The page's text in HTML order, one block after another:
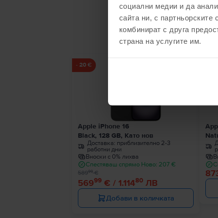
социални медии и да
сайта ни, с
комбинират с друга
страна на услугите им.
- 20 €
Apple iPhone 16
Black, 128 GB, Като нов
Доставка: приблизително 2-3
работни дни
Вноски с 0% лихва
Спестяваш спрямо Ново: 207 €
56999€ / 1.11480ЛВ
58999€
Добави в количката